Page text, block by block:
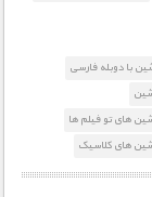
با دوبله فارسی
های تو فیلم ها
های کلاسیک